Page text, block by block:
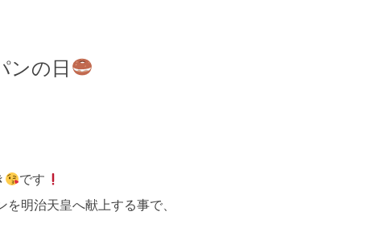
ンの日
です
明治天皇へ献上する事で、